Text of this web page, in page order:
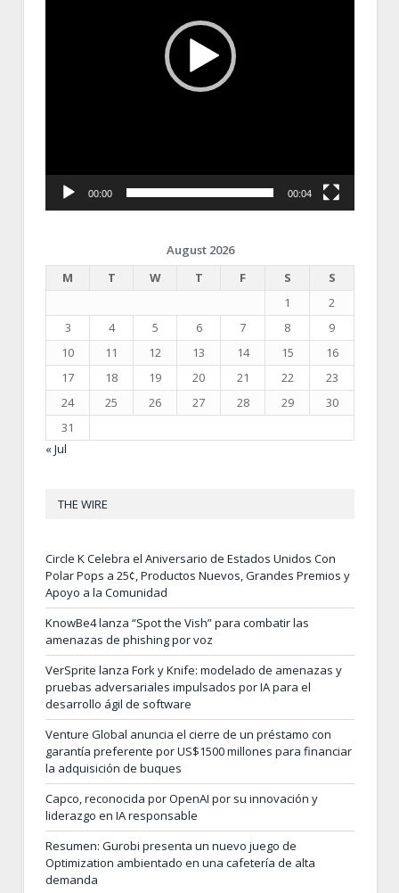
00:00 00:04
August 2026
M
T W T F S
S
1
2
3
4 5 6 7 8
9
10
11 12 13 14 15
16
17
18 19 20 21 22
23
24
25 26 27 28 29
30
31
« Jul
THE WIRE
Circle K Celebra el Aniversario de Estados Unidos Con
Polar Pops a 25¢, Productos Nuevos, Grandes Premios y
Apoyo a la Comunidad
KnowBe4 lanza “Spot the Vish” para combatir las
amenazas de phishing por voz
VerSprite lanza Fork y Knife: modelado de amenazas y
pruebas adversariales impulsados por IA para el
desarrollo ágil de software
Venture Global anuncia el cierre de un préstamo con
garantía preferente por US$1500 millones para financiar
la adquisición de buques
Capco, reconocida por OpenAI por su innovación y
liderazgo en IA responsable
Resumen: Gurobi presenta un nuevo juego de
Optimization ambientado en una cafetería de alta
demanda